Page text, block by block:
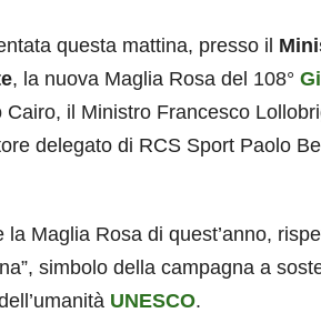
questa mattina, presso il
, la nuova Maglia Rosa del 108°
Cairo, il Ministro Francesco
delegato di RCS Sport Paolo
la Maglia Rosa di quest’anno,
simbolo della campagna a
UNESCO.